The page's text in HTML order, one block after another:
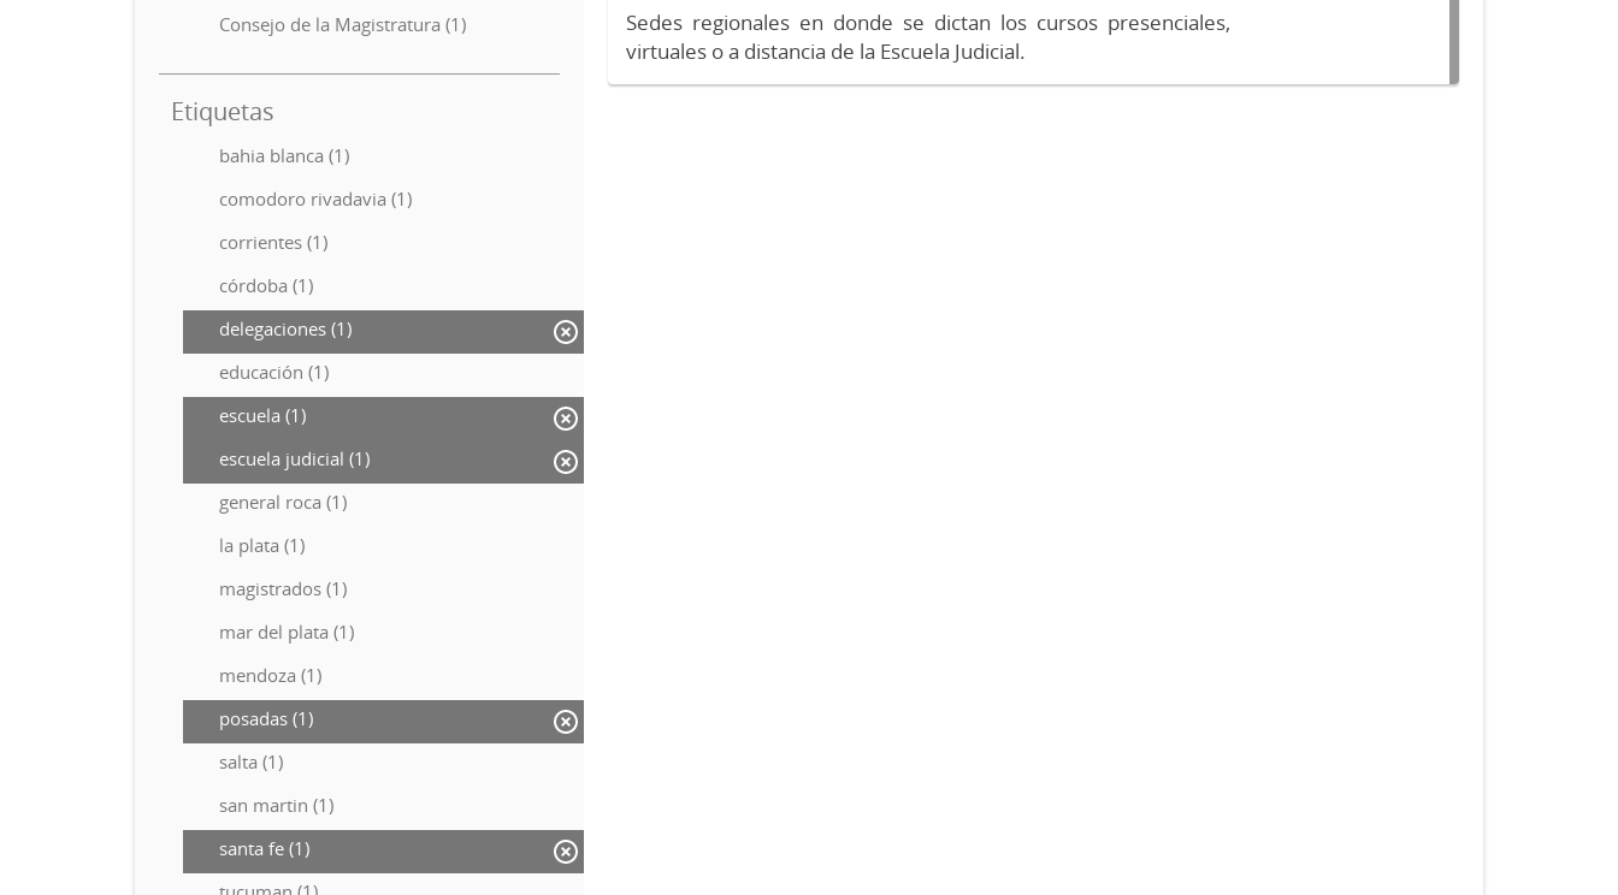
Consejo de la Magistratura (1)
Etiquetas
bahia blanca (1)
comodoro rivadavia (1)
corrientes (1)
córdoba (1)
delegaciones (1)
educación (1)
escuela (1)
escuela judicial (1)
general roca (1)
la plata (1)
magistrados (1)
mar del plata (1)
mendoza (1)
posadas (1)
salta (1)
san martin (1)
santa fe (1)
Sedes regionales en donde se dictan los cursos presenciales,
virtuales o a distancia de la Escuela Judicial.